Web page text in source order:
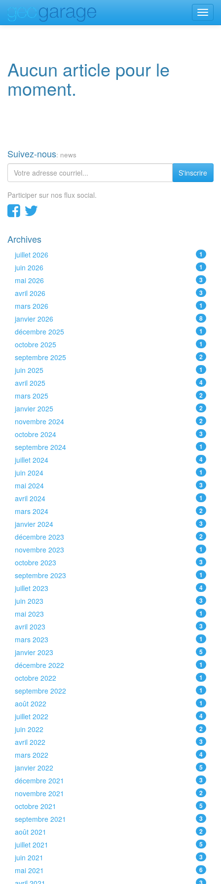
Aucun article pour le
moment.
Suivez-nous: news
S'inscrire
Participer sur nos flux social.
Archives
juillet 2026 1
juin 2026 1
mai 2026 3
avril 2026 3
mars 2026 1
janvier 2026 8
décembre 2025 1
octobre 2025 1
septembre 2025 2
juin 2025 1
avril 2025 4
mars 2025 2
janvier 2025 2
novembre 2024 2
octobre 2024 3
septembre 2024 1
juillet 2024 4
juin 2024 1
mai 2024 3
avril 2024 1
mars 2024 2
janvier 2024 3
décembre 2023 2
novembre 2023 1
octobre 2023 3
septembre 2023 1
juillet 2023 4
juin 2023 3
mai 2023 1
avril 2023 3
mars 2023 1
janvier 2023 5
décembre 2022 1
octobre 2022 1
septembre 2022 1
août 2022 1
juillet 2022 4
juin 2022 2
avril 2022 3
mars 2022 4
janvier 2022 5
décembre 2021 3
novembre 2021 2
octobre 2021 5
septembre 2021 3
août 2021 2
juillet 2021 5
juin 2021 3
mai 2021 6